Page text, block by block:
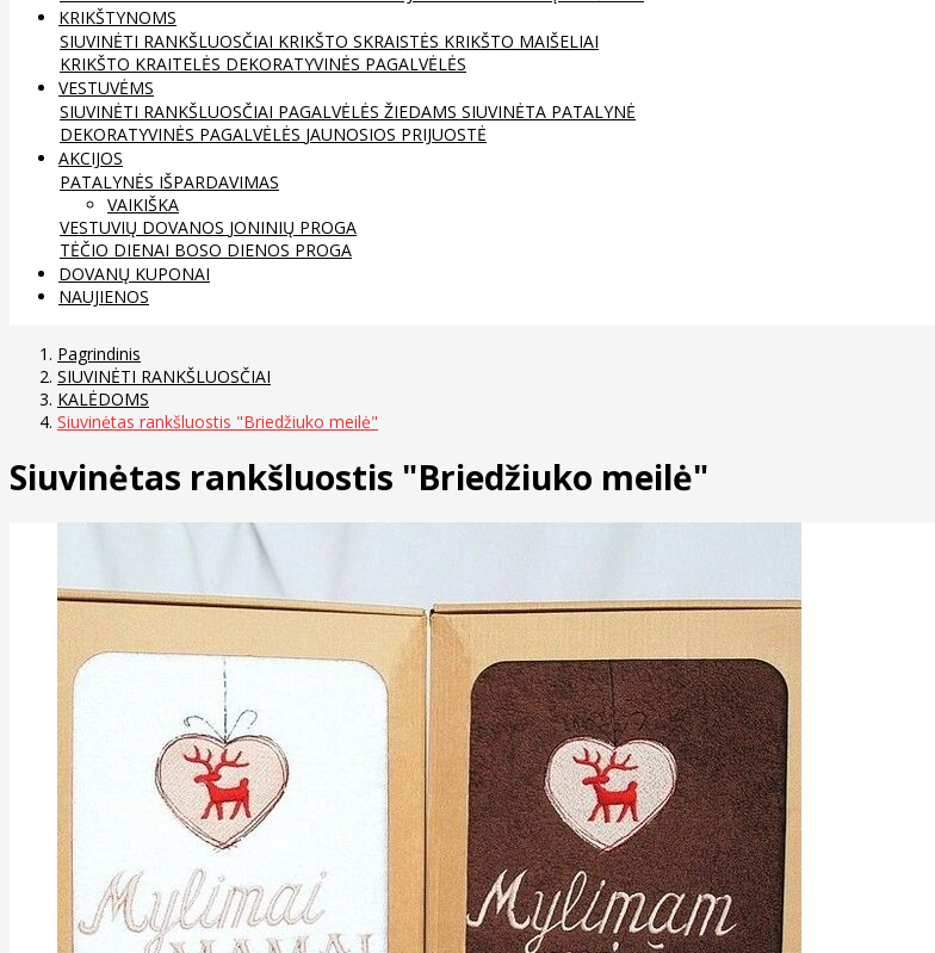
KRIKŠTYNOMS
SIUVINĖTI RANKŠLUOSČIAI KRIKŠTO SKRAISTĖS KRIKŠTO MAIŠELIAI
KRIKŠTO KRAITELĖS DEKORATYVINĖS PAGALVĖLĖS
VESTUVĖMS
SIUVINĖTI RANKŠLUOSČIAI PAGALVĖLĖS ŽIEDAMS SIUVINĖTA PATALYNĖ
DEKORATYVINĖS PAGALVĖLĖS JAUNOSIOS PRIJUOSTĖ
AKCIJOS
PATALYNĖS IŠPARDAVIMAS
VAIKIŠKA
VESTUVIŲ DOVANOS JONINIŲ PROGA
TĖČIO DIENAI BOSO DIENOS PROGA
DOVANŲ KUPONAI
NAUJIENOS
Pagrindinis
SIUVINĖTI RANKŠLUOSČIAI
KALĖDOMS
Siuvinėtas rankšluostis "Briedžiuko meilė"
Siuvinėtas rankšluostis "Briedžiuko meilė"